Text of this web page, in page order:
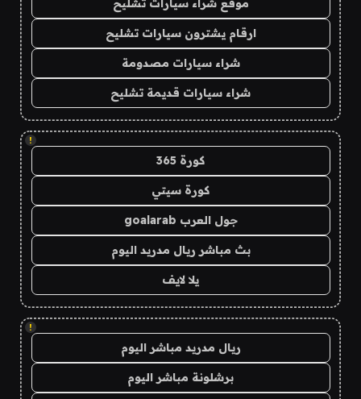
موقع شراء سيارات تشليح
ارقام يشترون سيارات تشليح
شراء سيارات مصدومة
شراء سيارات قديمة تشليح
!
كورة 365
كورة سيتي
جول العرب goalarab
بث مباشر ريال مدريد اليوم
يلا لايف
!
ريال مدريد مباشر اليوم
برشلونة مباشر اليوم